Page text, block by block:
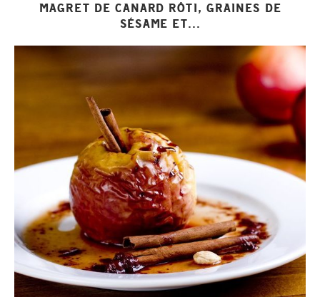
MAGRET DE CANARD RÔTI, GRAINES DE
SÉSAME ET...